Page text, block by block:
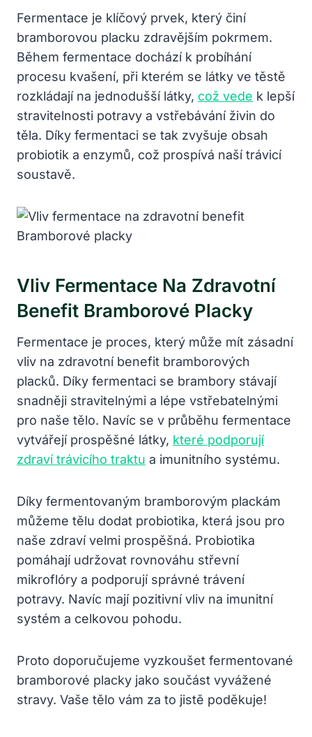
Fermentace je klíčový prvek, který činí
bramborovou placku zdravějším pokrmem.
Během fermentace dochází k probíhání
procesu kvašení, při kterém se látky ve těstě
rozkládají na jednodušší látky, což vede k lepší
stravitelnosti potravy a vstřebávání živin do
těla. Díky fermentaci se tak zvyšuje obsah
probiotik a enzymů, což prospívá naší trávicí
soustavě.
Vliv Fermentace Na Zdravotní
Benefit Bramborové Placky
Fermentace je proces, který může mít zásadní
vliv na zdravotní benefit bramborových
placků. Díky fermentaci se brambory stávají
snadněji stravitelnými a lépe vstřebatelnými
pro naše tělo. Navíc se v průběhu fermentace
vytvářejí prospěšné látky, které podporují
zdraví trávicího traktu a imunitního systému.
Díky fermentovaným bramborovým plackám
můžeme tělu dodat probiotika, která jsou pro
naše zdraví velmi prospěšná. Probiotika
pomáhají udržovat rovnováhu střevní
mikroflóry a podporují správné trávení
potravy. Navíc mají pozitivní vliv na imunitní
systém a celkovou pohodu.
Proto doporučujeme vyzkoušet fermentované
bramborové placky jako součást vyvážené
stravy. Vaše tělo vám za to jistě poděkuje!